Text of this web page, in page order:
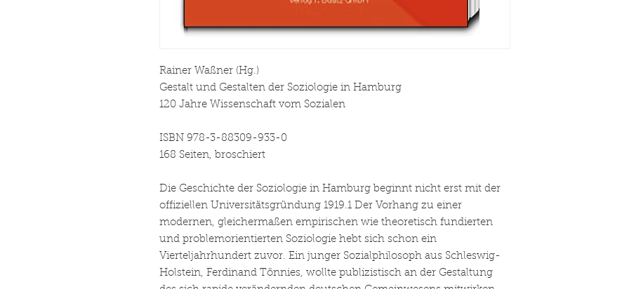
Rainer Waßner (Hg.)
Gestalt und Gestalten der Soziologie in Hamburg
120 Jahre Wissenschaft vom Sozialen
ISBN 978-3-88309-933-0
168 Seiten, broschiert
Die Geschichte der Soziologie in Hamburg beginnt nicht erst mit der
offiziellen Universitätsgründung 1919.1 Der Vorhang zu einer
modernen, gleichermaßen empirischen wie theoretisch fundierten
und problemorientierten Soziologie hebt sich schon ein
Vierteljahrhundert zuvor. Ein junger Sozialphilosoph aus Schleswig-
Holstein, Ferdinand Tönnies, wollte publizistisch an der Gestaltung